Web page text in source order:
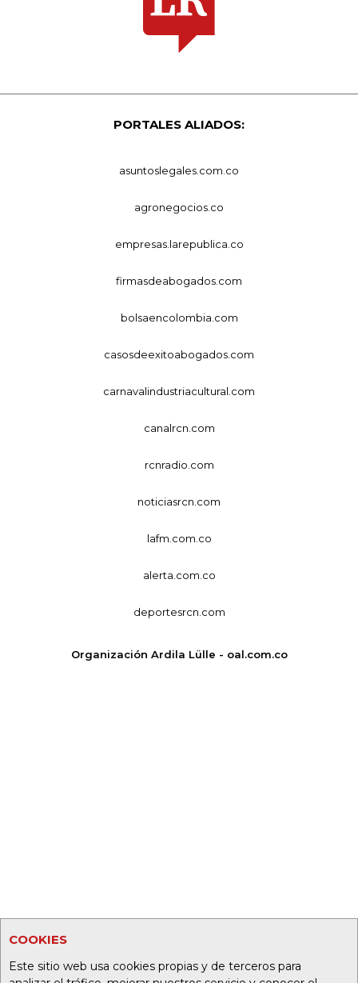
COOKIES
Este sitio web usa cookies propias y de terceros para
PORTALES ALIADOS:
asuntoslegales.com.co
agronegocios.co
empresas.larepublica.co
firmasdeabogados.com
bolsaencolombia.com
casosdeexitoabogados.com
carnavalindustriacultural.com
canalrcn.com
rcnradio.com
noticiasrcn.com
lafm.com.co
alerta.com.co
deportesrcn.com
Organización Ardila Lülle - oal.com.co